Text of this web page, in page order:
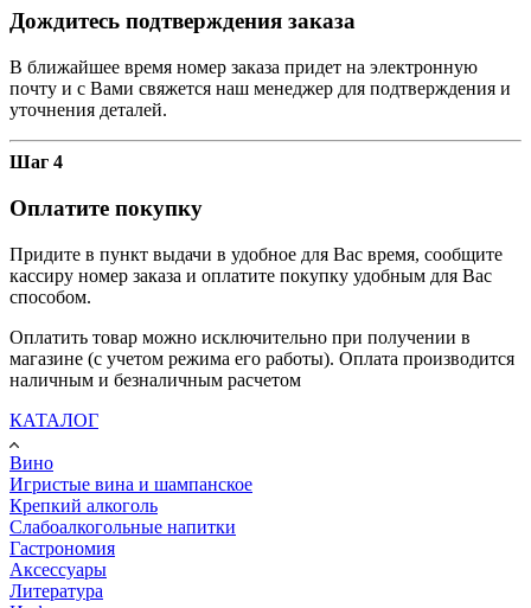
Дождитесь подтверждения заказа
В ближайшее время номер заказа придет на электронную
почту и с Вами свяжется наш менеджер для подтверждения и
уточнения деталей.
Шаг 4
Оплатите покупку
Придите в пункт выдачи в удобное для Вас время, сообщите
кассиру номер заказа и оплатите покупку удобным для Вас
способом.
Оплатить товар можно исключительно при получении в
магазине (с учетом режима его работы). Оплата производится
наличным и безналичным расчетом
КАТАЛОГ
Вино
Игристые вина и шампанское
Крепкий алкоголь
Слабоалкогольные напитки
Гастрономия
Аксессуары
Литература